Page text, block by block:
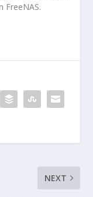
FreeNAS.
NEXT